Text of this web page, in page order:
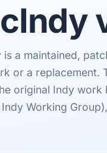
is a maintained,
or a replacement.
original Indy work
Working